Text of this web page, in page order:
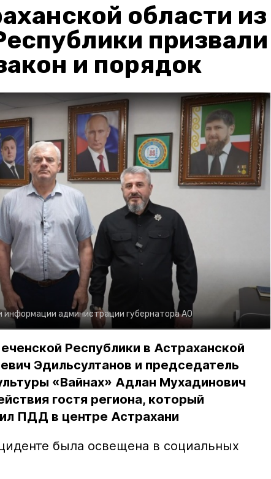
области из
призвали
и порядок
администрации губернатора АО
Республики в Астраханской
Эдильсултанов и председатель
«Вайнах» Адлан Мухадинович
гостя региона, который
ПДД в центре Астрахани
была освещена в социальных